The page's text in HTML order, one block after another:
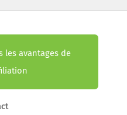
les avantages de